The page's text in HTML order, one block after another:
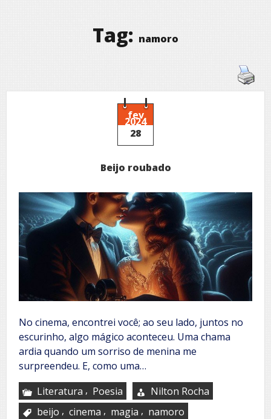
Tag: namoro
fev
2024
28
Beijo roubado
No cinema, encontrei você; ao seu lado, juntos no
escurinho, algo mágico aconteceu. Uma chama
ardia quando um sorriso de menina me
surpreendeu. E, como uma…
Literatura , Poesia
Nilton Rocha
beijo , cinema , magia , namoro